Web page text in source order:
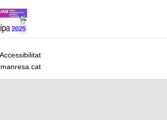
Accessibilitat